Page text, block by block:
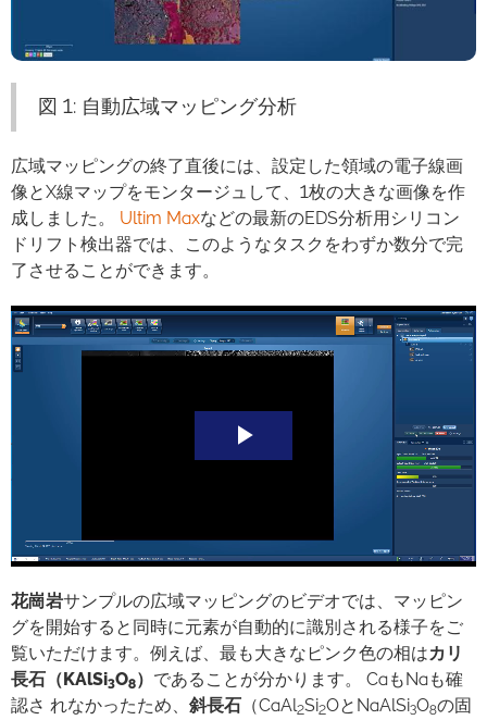
図 1: 自動広域マッピング分析
広域マッピングの終了直後には、設定した領域の電子線画
像とX線マップをモンタージュして、1枚の大きな画像を作
成しました。 Ultim Maxなどの最新のEDS分析用シリコン
ドリフト検出器では、このようなタスクをわずか数分で完
了させることができます。
Play
花崗岩サンプルの広域マッピングのビデオでは、マッピン
グを開始すると同時に元素が自動的に識別される様子をご
覧いただけます。例えば、最も大きなピンク色の相はカリ
長石（KAlSi3O8） であることが分かります。
CaもNaも確
認さ れなかったため、 斜長石 （CaAl2Si2OとNaAlSi3O8の固